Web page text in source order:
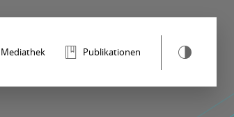
Mediathek Publikationen